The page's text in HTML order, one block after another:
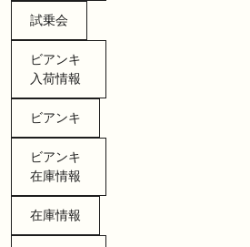
試乗会
ビアンキ
入荷情報
ビアンキ
ビアンキ
在庫情報
在庫情報